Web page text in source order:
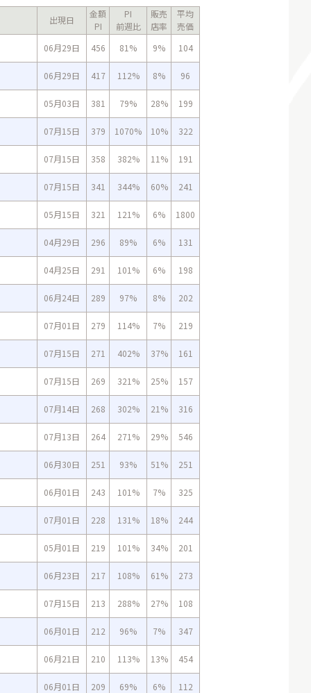
出現日
金額
PI
PI
前週比
販売
店率
平均
売価
06月29日
456 81% 9% 104
06月29日 417 112% 8% 96
05月03日 381 79% 28% 199
07月15日 379 1070% 10% 322
07月15日 358 382% 11% 191
07月15日 341 344% 60% 241
05月15日 321 121% 6% 1800
04月29日 296 89% 6% 131
04月25日 291 101% 6% 198
06月24日 289 97% 8% 202
07月01日 279 114% 7% 219
07月15日 271 402% 37% 161
07月15日 269 321% 25% 157
07月14日 268 302% 21% 316
07月13日 264 271% 29% 546
06月30日 251 93% 51% 251
06月01日 243 101% 7% 325
07月01日 228 131% 18% 244
05月01日 219 101% 34% 201
06月23日 217 108% 61% 273
07月15日 213 288% 27% 108
06月01日 212 96% 7% 347
06月21日 210 113% 13% 454
06月01日 209 69% 6% 112